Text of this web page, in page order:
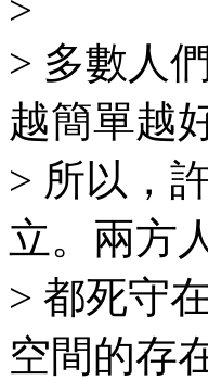
> 多數人
越簡單越
> 所以，
立。兩方
> 都死守
空間的存